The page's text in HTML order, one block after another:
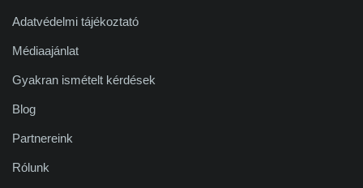
Adatvédelmi tájékoztató
Médiaajánlat
Gyakran ismételt kérdések
Blog
Partnereink
Rólunk